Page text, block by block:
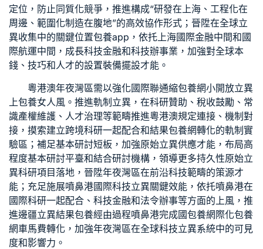
定位，防止同質化競爭，推進構成“研發在上海、工程化在
周邊、範圍化制造在腹地”的高效協作形式；晉陞在全球立
異收集中的關鍵位置包養app ，依托上海國際金融中間和國
際航運中間，成長科技金融和科技辦事業，加強對全球本
錢、技巧和人才的設置裝備擺設才能。
粵港澳年夜灣區需以強化國際聯通縮包養網小開放立異
上包養女人風。推進軌制立異，在科研贊助、稅收鼓勵、常
識產權維護、人才治理等範疇推進粵港澳規定連接、機制對
接，摸索建立跨境科研一起配合和結果包養網轉化的軌制實
驗區；補足基本研討短板，加強原始立異供應才能，布局高
程度基本研討平臺和結合研討機構，領導更多持久性原始立
異科研項目落地，晉陞年夜灣區在前沿科技範疇的策源才
能；充足施展噴鼻港國際科技立異關鍵效能，依托噴鼻港在
國際科研一起配合、科技金融和法令辦事等方面的上風，推
進邊疆立異結果包養經由過程噴鼻港完成國包養網 際化包養
網車馬費轉化，加強年夜灣區在全球科技立異系統中的可見
度和影響力。